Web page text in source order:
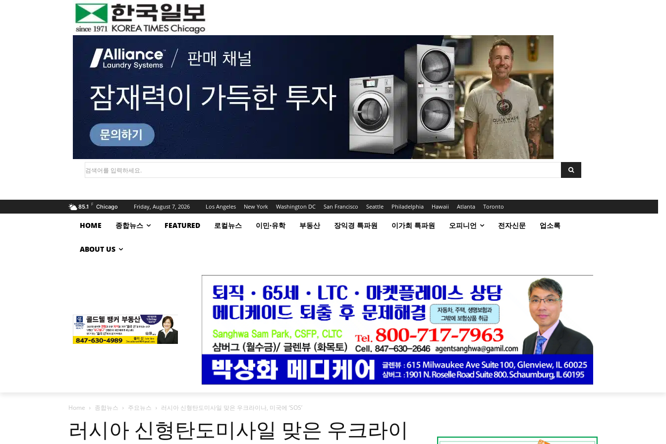
검색어를 입력하세요.
85.1 F Chicago Friday, August 7, 2026 Los Angeles New York Washington DC San Francisco Seattle Philadelphia Hawaii Atlanta Toronto
HOME 종합뉴스 FEATURED 로컬뉴스 이민·유학 부동산 장익경 특파원 이가희 특파원 오피니언 전자신문 업소록
ABOUT US
Home 종합뉴스 주요뉴스 러시아 신형탄도미사일 맞은 우크라이나, 미국에 ‘SOS’
러시아 신형탄도미사일 맞은 우크라이